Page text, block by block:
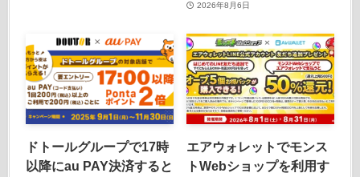
2026年8月6日
ドトールグループで17時
以降にau PAY決済すると
エアウォレットでモンス
トWebショップを利用す